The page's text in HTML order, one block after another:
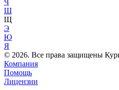
Ч
Ш
Щ
Э
Ю
Я
© 2026. Все права защищены
Компания
Помощь
Лицензии